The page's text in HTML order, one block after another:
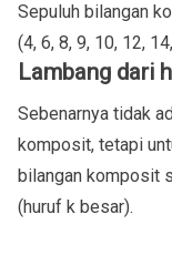
Sepuluh bilangan
(4, 6, 8, 9, 10, 12,
Lambang dari
Sebenarnya tidak
komposit, tetapi
bilangan komposit
(huruf k besar).